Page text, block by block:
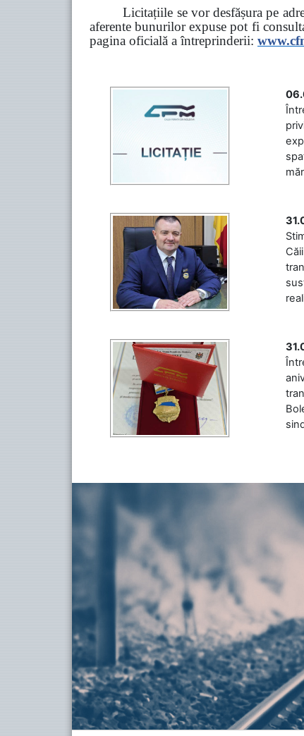
Licitațiile se vor desfășura pe
aferente bunurilor expuse pot fi
pagina oficială a întreprinderii: www.